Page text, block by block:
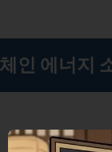
인 에너지